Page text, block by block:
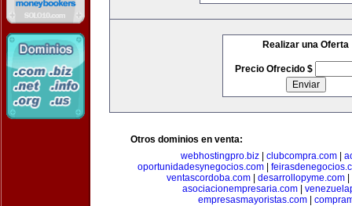
Realizar una Oferta
Precio Ofrecido $
Otros dominios en venta:
webhostingpro.biz| clubcompra.com|
oportunidadesynegocios.com|
ventascordoba.com| desarrollopyme.com|
asociacionempresaria.com
empresasmayoristas.com